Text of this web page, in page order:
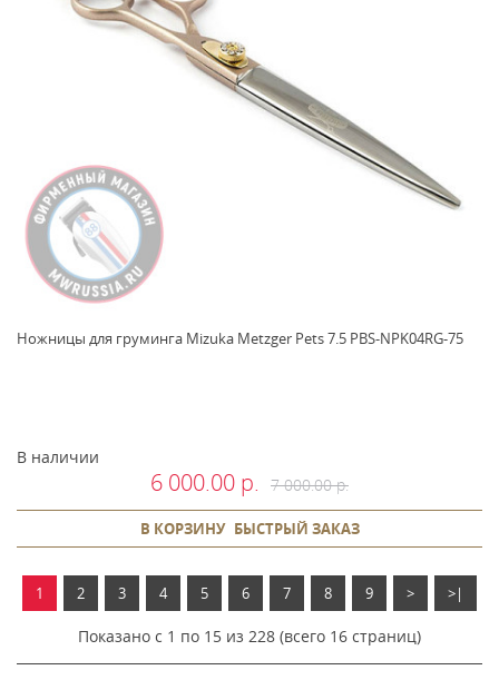
Ножницы для груминга Mizuka Metzger Pets 7.5 PBS-NPK04RG-75
В наличии
6 000.00 р. 7 000.00 р.
В КОРЗИНУ БЫСТРЫЙ ЗАКАЗ
1 2 3 4 5 6 7 8 9 > >|
Показано с 1 по 15 из 228 (всего 16 страниц)